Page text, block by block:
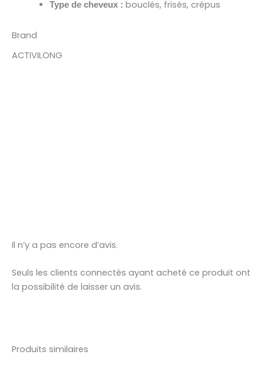
Type de cheveux : bouclés, frisés, crépus
Brand
ACTIVILONG
Il n’y a pas encore d’avis.
Seuls les clients connectés ayant acheté ce produit ont
la possibilité de laisser un avis.
Produits similaires